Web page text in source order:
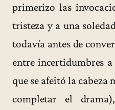
primerizo las
tristeza y a una
todavía antes de
entre incertidumbres a
que se afeitó la cabeza
completar el